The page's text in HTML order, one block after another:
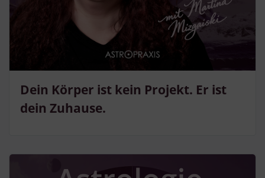
Dein Körper ist kein Projekt. Er ist
dein Zuhause.